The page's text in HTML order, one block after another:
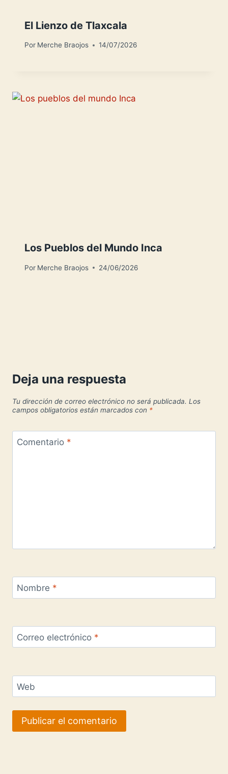
El Lienzo de Tlaxcala
Por Merche Braojos 14/07/2026
Los Pueblos del Mundo Inca
Por Merche Braojos 24/06/2026
Deja una respuesta
Tu dirección de correo electrónico no será publicada. Los
campos obligatorios están marcados con *
Comentario *
Nombre *
Correo electrónico *
Web